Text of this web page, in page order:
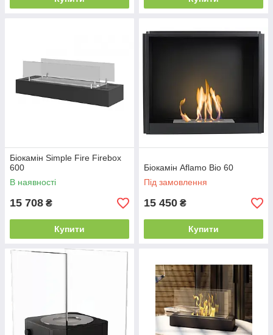
Біокамін Simple Fire Firebox
600
В наявності
15 708 ₴
Купити
Біокамін Aflamo Bio 60
Під замовлення
15 450 ₴
Купити